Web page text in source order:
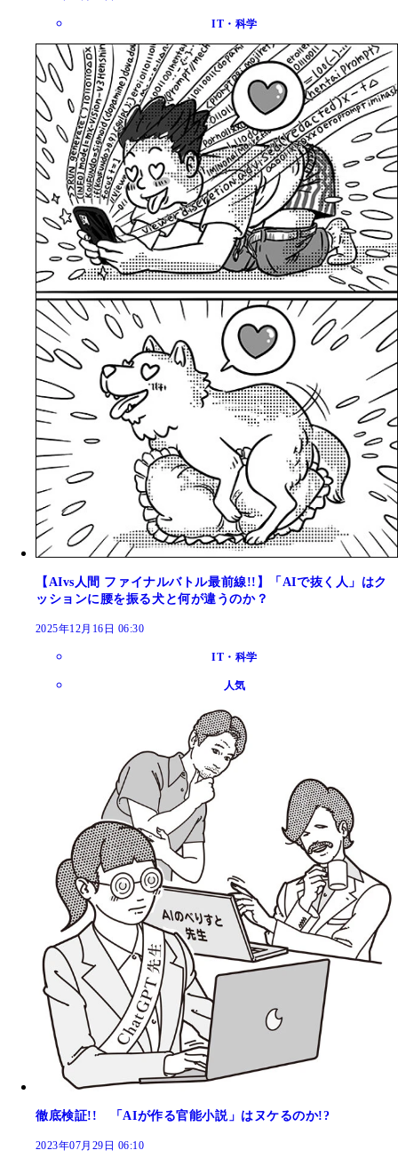
IT・科学
【AIvs人間 ファイナルバトル最前線!!】「AIで抜く人」はク
ッションに腰を振る犬と何が違うのか？
2025年12月16日 06:30
IT・科学
人気
徹底検証!! 「AIが作る官能小説」はヌケるのか!?
2023年07月29日 06:10